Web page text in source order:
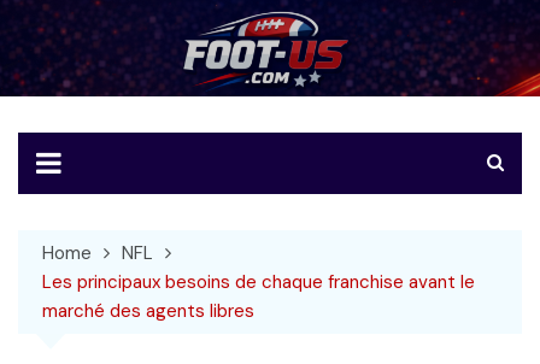
to
content
Foot-US
Le football américain en français
Home
NFL
Les principaux besoins de chaque franchise avant le
marché des agents libres